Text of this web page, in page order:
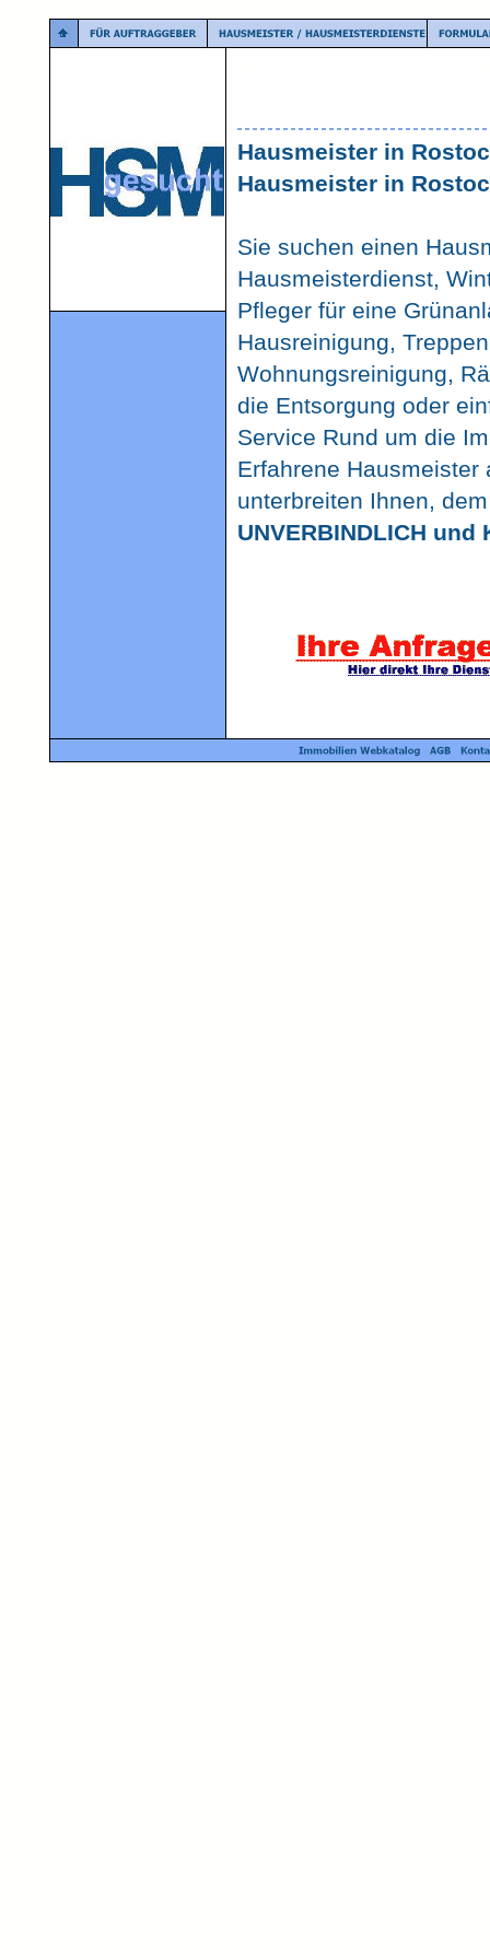
Hausmeister in
Hausmeister in
Sie suchen einen
Hausmeisterdienst,
Pfleger für eine
Hausreinigung,
Wohnungsreinigung,
die Entsorgung oder
Service Rund um die
Erfahrene Hausmeister
unterbreiten Ihnen,
UNVERBINDLICH und